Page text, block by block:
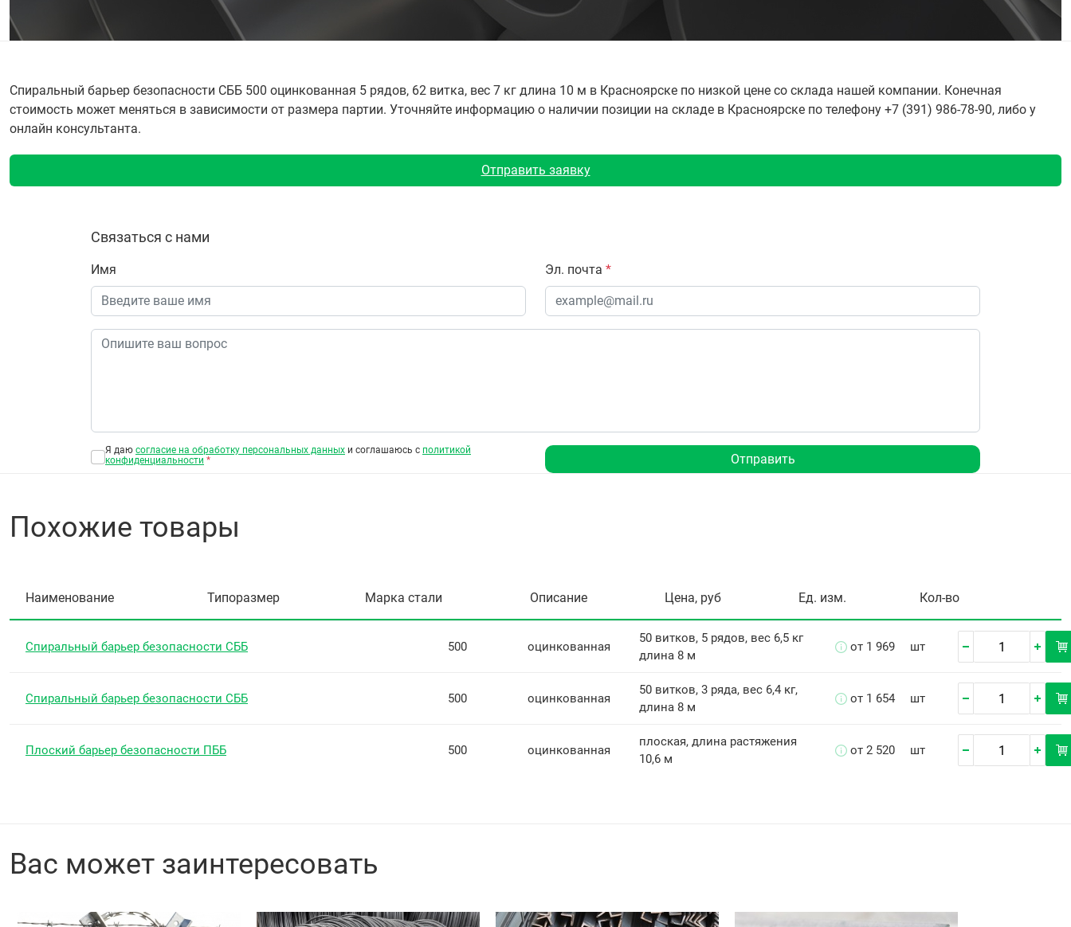
Спиральный барьер безопасности СББ 500 оцинкованная 5 рядов, 62 витка, вес 7 кг длина 10 м в Красноярске по низкой цене со склада нашей компании. Конечная
стоимость может меняться в зависимости от размера партии. Уточняйте информацию о наличии позиции на складе в Красноярске по телефону +7 (391) 986-78-90, либо у
онлайн консультанта.
Отправить заявку
Связаться с нами
Имя Эл. почта *
Я даю согласие на обработку персональных данных и соглашаюсь с политикой
конфиденциальности * Отправить
Похожие товары
Наименование Типоразмер Марка стали Описание Цена, руб Ед. изм. Кол-во
Спиральный барьер безопасности СББ 500 оцинкованная
50 витков, 5 рядов, вес 6,5 кг
длина 8 м
от 1 969 шт
Спиральный барьер безопасности СББ 500 оцинкованная
50 витков, 3 ряда, вес 6,4 кг,
длина 8 м
от 1 654 шт
Плоский барьер безопасности ПББ 500 оцинкованная
плоская, длина растяжения
10,6 м
от 2 520 шт
Вас может заинтересовать